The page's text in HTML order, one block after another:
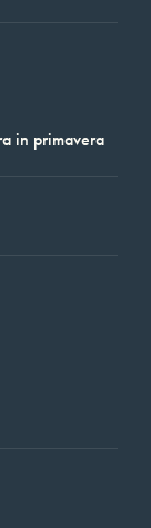
in primavera